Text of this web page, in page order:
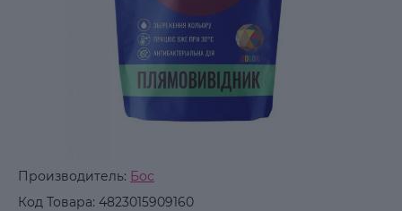
Производитель: Бос
Код Товара: 4823015909160